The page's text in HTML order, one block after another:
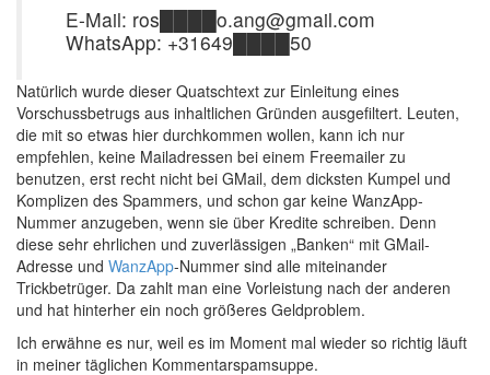
E-Mail: ros████o.ang@gmail.com
WhatsApp: +31649████50
Natürlich wurde dieser Quatschtext zur Einleitung eines
Vorschussbetrugs aus inhaltlichen Gründen ausgefiltert. Leuten,
die mit so etwas hier durchkommen wollen, kann ich nur
empfehlen, keine Mailadressen bei einem Freemailer zu
benutzen, erst recht nicht bei GMail, dem dicksten Kumpel und
Komplizen des Spammers, und schon gar keine WanzApp-
Nummer anzugeben, wenn sie über Kredite schreiben. Denn
diese sehr ehrlichen und zuverlässigen „Banken“ mit GMail-
Adresse und WanzApp-Nummer sind alle miteinander
Trickbetrüger. Da zahlt man eine Vorleistung nach der anderen
und hat hinterher ein noch größeres Geldproblem.
Ich erwähne es nur, weil es im Moment mal wieder so richtig läuft
in meiner täglichen Kommentarspamsuppe.